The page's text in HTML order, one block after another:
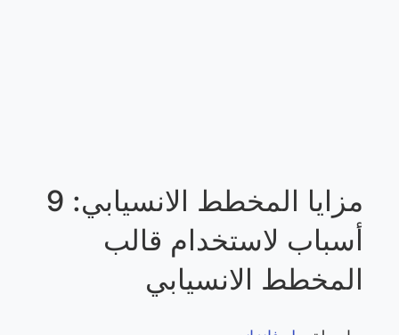
مزايا المخطط الانسيابي: 9
أسباب لاستخدام قالب
المخطط الانسيابي